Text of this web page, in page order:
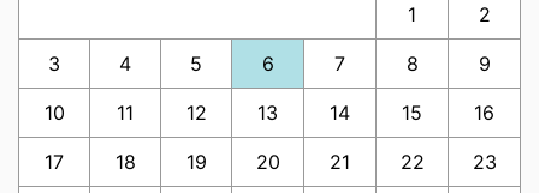
1 2
3 4 5 6 7 8 9
10 11 12 13 14 15 16
17 18 19 20 21 22 23